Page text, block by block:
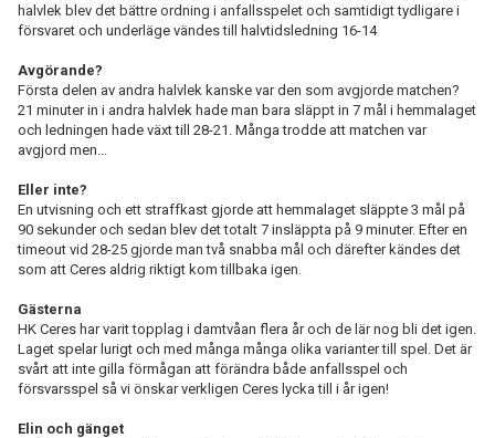
halvlek blev det bättre ordning i anfallsspelet och samtidigt tydligare i
försvaret och underläge vändes till halvtidsledning 16-14
Avgörande?
Första delen av andra halvlek kanske var den som avgjorde matchen?
21 minuter in i andra halvlek hade man bara släppt in 7 mål i hemmalaget
och ledningen hade växt till 28-21. Många trodde att matchen var
avgjord men...
Eller inte?
En utvisning och ett straffkast gjorde att hemmalaget släppte 3 mål på
90 sekunder och sedan blev det totalt 7 insläppta på 9 minuter. Efter en
timeout vid 28-25 gjorde man två snabba mål och därefter kändes det
som att Ceres aldrig riktigt kom tillbaka igen.
Gästerna
HK Ceres har varit topplag i damtvåan flera år och de lär nog bli det igen.
Laget spelar lurigt och med många många olika varianter till spel. Det är
svårt att inte gilla förmågan att förändra både anfallsspel och
försvarsspel så vi önskar verkligen Ceres lycka till i år igen!
Elin och gänget